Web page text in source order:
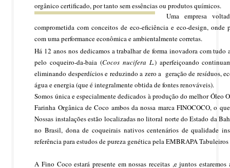
orgânico certificado, por tanto sem essências ou produtos químicos.
Uma empresa
comprometida com conceitos de eco-eficiência e eco-design, onde
com uma performance econômica e ambientalmente corretas.
Há 12 anos nos dedicamos a trabalhar de forma inovadora com
pelo coqueiro-da-baia (Cocos nucifera L.) aperfeiçoando
eliminando desperdícios e reduzindo a zero a geração de resíduos,
água e energia (que é integralmente obtida de fontes renováveis).
Somos única e especialmente dedicados à produção do melhor Óleo
Farinha Orgânica de Coco ambos da nossa marca FINOCOCO, o
Nossas instalações estão localizadas no litoral norte do Estado da
no Brasil, dona de coqueirais nativos centenários de qualidade
referência para estudos de pureza genética pela EMBRAPA
A Fino Coco estará presente em nossas receitas ,e juntos estaremos